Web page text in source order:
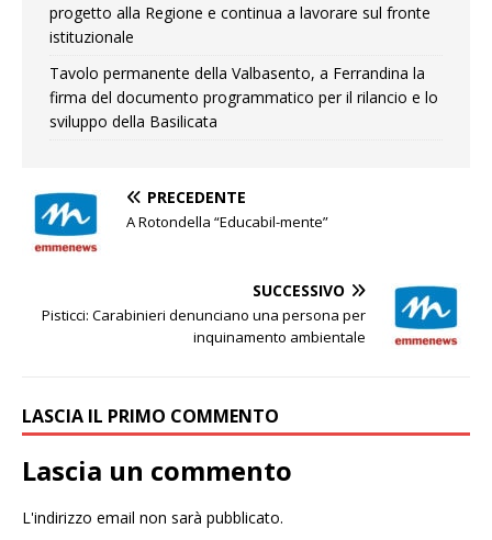
progetto alla Regione e continua a lavorare sul fronte
istituzionale
Tavolo permanente della Valbasento, a Ferrandina la
firma del documento programmatico per il rilancio e lo
sviluppo della Basilicata
PRECEDENTE
A Rotondella “Educabil-mente”
SUCCESSIVO
Pisticci: Carabinieri denunciano una persona per
inquinamento ambientale
LASCIA IL PRIMO COMMENTO
Lascia un commento
L'indirizzo email non sarà pubblicato.